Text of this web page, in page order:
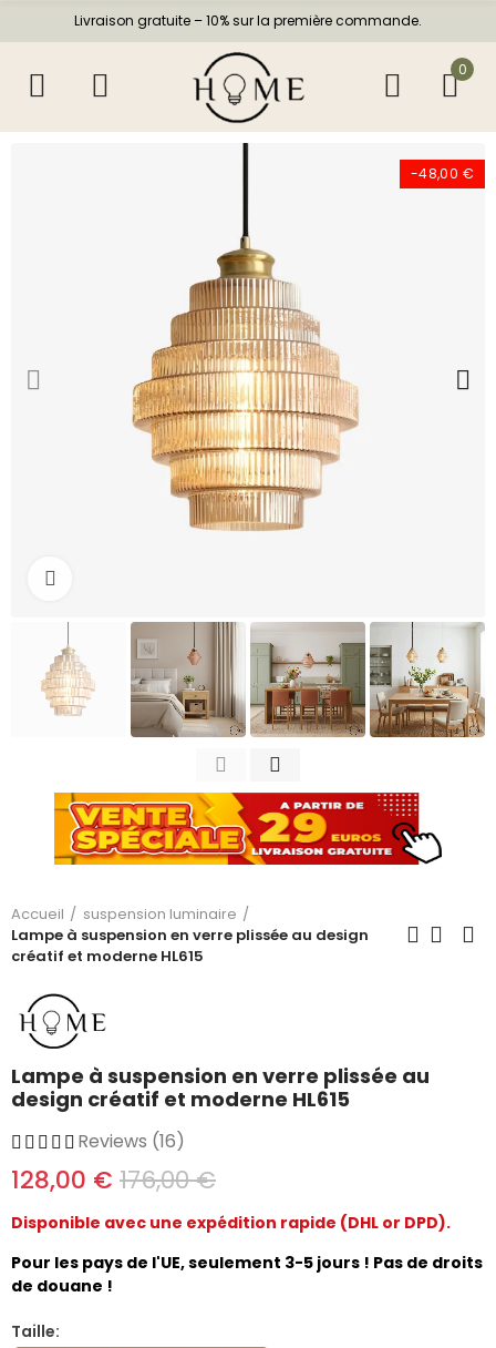
Livraison gratuite – 10% sur la première commande.
0
-48,00 €
Accueil
suspension luminaire
Lampe à suspension en verre plissée au design
créatif et moderne HL615
Lampe à suspension en verre plissée au
design créatif et moderne HL615
Reviews (16)
128,00 € 176,00 €
Disponible avec une expédition rapide (DHL or DPD).
Pour les pays de l'UE, seulement 3-5 jours ! Pas de droits
de douane !
Taille